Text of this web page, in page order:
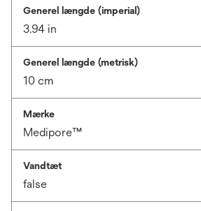
Generel længde (imperial)
3.94 in
Generel længde (metrisk)
10 cm
Mærke
Medipore™
Vandtæt
false